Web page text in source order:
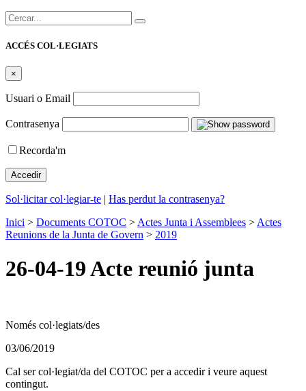
Cercar:
ACCÉS COL·LEGIATS
×
Usuari o Email
Contrasenya
Recorda'm
Sol·licitar col·legiar-te | Has perdut la contrasenya?
Inici > Documents COTOC > Actes Junta i Assemblees > Actes
Reunions de la Junta de Govern > 2019
26-04-19 Acte reunió junta
Només col·legiats/des
03/06/2019
Cal ser col·legiat/da del COTOC per a accedir i veure aquest
contingut.